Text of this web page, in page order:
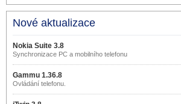
Nové aktualizace
Nokia Suite 3.8
Synchronizace PC a mobilního telefonu
Gammu 1.36.8
Ovládání telefonu.